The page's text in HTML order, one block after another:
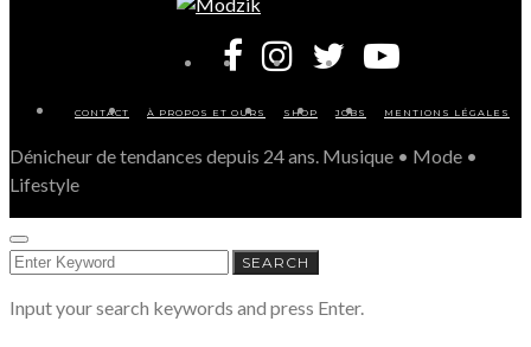
CONTACT À PROPOS ET OURS SHOP JOBS MENTIONS LÉGALES
Dénicheur de tendances depuis 24 ans. Musique • Mode •
Lifestyle
SEARCH
FOR:
SEARCH
Input your search keywords and press Enter.